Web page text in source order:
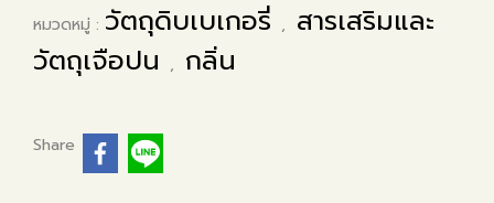
หมวดหมู่ : วัตถุดิบเบเกอรี่ , สารเสริมและ
วัตถุเจือปน , กลิ่น
Share